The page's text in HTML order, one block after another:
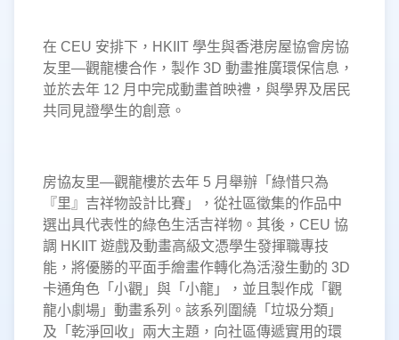
在 CEU 安排下，HKIIT 學生與香港房屋協會房協
友里—觀龍樓合作，製作 3D 動畫推廣環保信息，
並於去年 12 月中完成動畫首映禮，與學界及居民
共同見證學生的創意。
房協友里—觀龍樓於去年 5 月舉辦「綠惜只為
『里』吉祥物設計比賽」，從社區徵集的作品中
選出具代表性的綠色生活吉祥物。其後，CEU 協
調 HKIIT 遊戲及動畫高級文憑學生發揮職專技
能，將優勝的平面手繪畫作轉化為活潑生動的 3D
卡通角色「小觀」與「小龍」，並且製作成「觀
龍小劇場」動畫系列。該系列圍繞「垃圾分類」
及「乾淨回收」兩大主題，向社區傳遞實用的環